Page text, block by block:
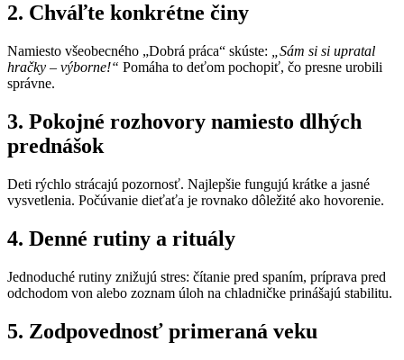
2. Chváľte konkrétne činy
Namiesto všeobecného „Dobrá práca“ skúste:
„Sám si si upratal
hračky – výborne!“ Pomáha to deťom pochopiť, čo presne urobili
správne.
3. Pokojné rozhovory namiesto dlhých
prednášok
Deti rýchlo strácajú pozornosť. Najlepšie fungujú krátke a jasné
vysvetlenia. Počúvanie dieťaťa je rovnako dôležité ako hovorenie.
4. Denné rutiny a rituály
Jednoduché rutiny znižujú stres: čítanie pred spaním, príprava pred
odchodom von alebo zoznam úloh na chladničke prinášajú stabilitu.
5. Zodpovednosť primeraná veku